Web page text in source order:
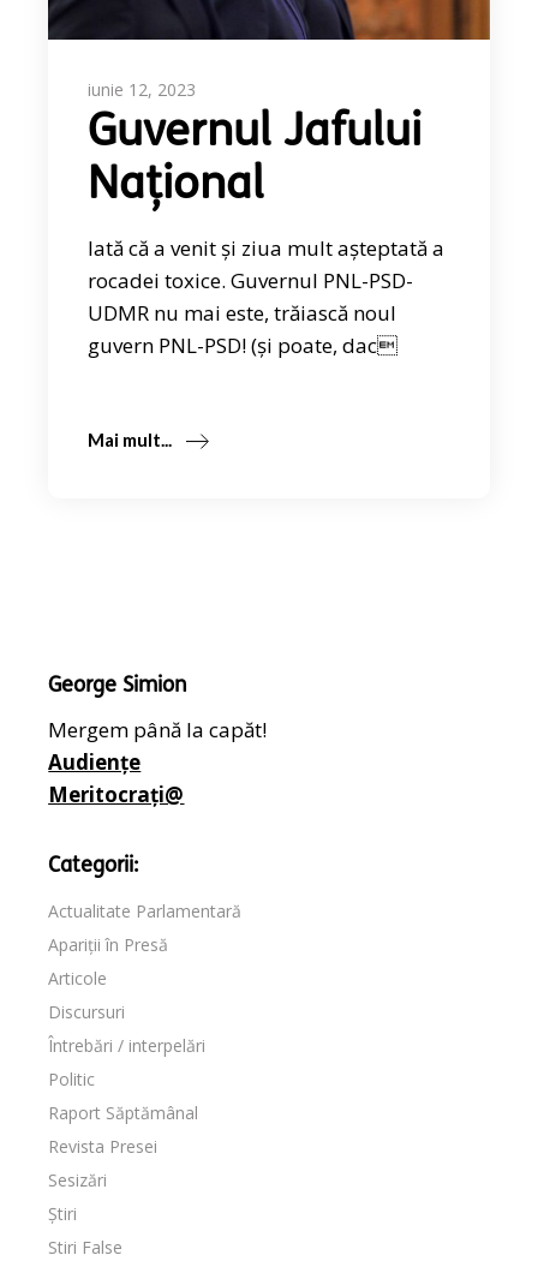
iunie 12, 2023
Guvernul Jafului
Național
Iată că a venit și ziua mult așteptată a
rocadei toxice. Guvernul PNL-PSD-
UDMR nu mai este, trăiască noul
guvern PNL-PSD! (și poate, dac
Mai mult...
George Simion
Mergem până la capăt!
Audiențe
Meritocrați@
Categorii:
Actualitate Parlamentară
Apariții în Presă
Articole
Discursuri
Întrebări / interpelări
Politic
Raport Săptămânal
Revista Presei
Sesizări
Știri
Stiri False